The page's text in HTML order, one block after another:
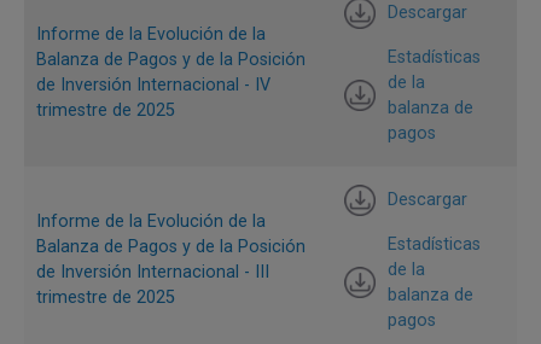
Cifras en millones de dólares
Informe de la Evolución de la
Balanza de Pagos y de la Posición
de Inversión Internacional - IV
trimestre de 2025
Descargar
Estadísticas
de la
balanza de
pagos
Informe de la Evolución de la
Balanza de Pagos y de la Posición
de Inversión Internacional - III
trimestre de 2025
Descargar
Estadísticas
de la
balanza de
pagos